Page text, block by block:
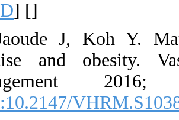
30.
exercise
[